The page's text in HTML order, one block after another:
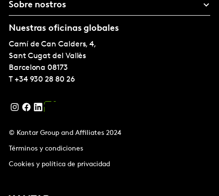
Sobre nostros
Nuestras oficinas globales
Camí de Can Calders, 4,
Sant Cugat del Vallès
Barcelona 08173
T +34 930 28 80 26
© Kantar Group and Affiliates 2024
Términos y condiciones
Cookies y política de privacidad